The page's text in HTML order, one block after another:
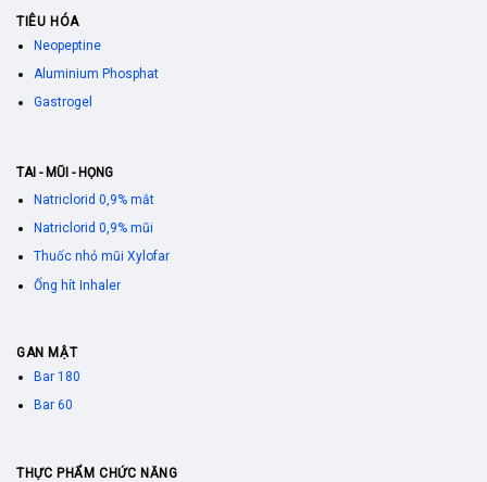
TIÊU HÓA
Neopeptine
Aluminium Phosphat
Gastrogel
TAI - MŨI - HỌNG
Natriclorid 0,9% mắt
Natriclorid 0,9% mũi
Thuốc nhỏ mũi Xylofar
Ống hít Inhaler
GAN MẬT
Bar 180
Bar 60
THỰC PHẨM CHỨC NĂNG